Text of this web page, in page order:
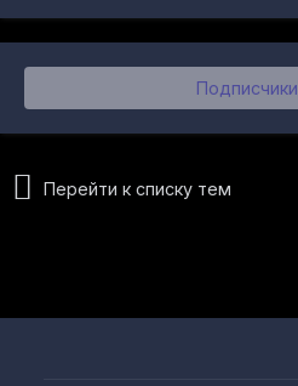
Подписчики
Перейти к списку тем